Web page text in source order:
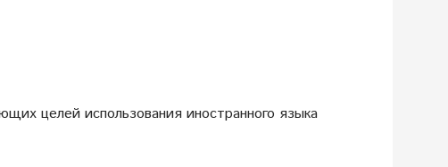
целей использования иностранного языка